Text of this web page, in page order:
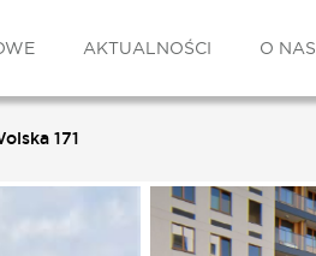
AKTUALNOŚCI O NAS
171